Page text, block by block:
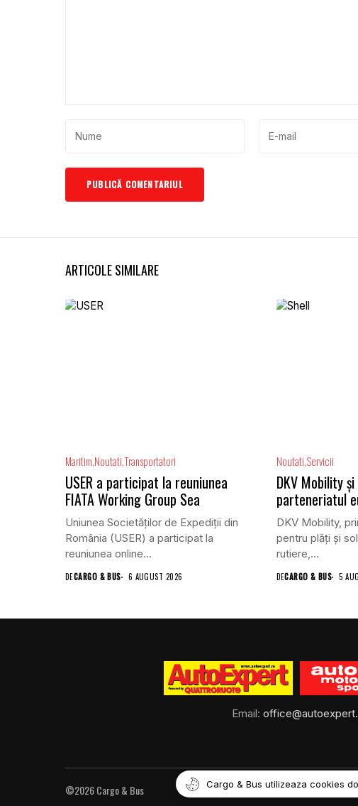
ARTICOLE SIMILARE
Maritim NoutatiTransportatori
USER a participat la reuniunea
FIATA Working Group Sea
Uniunea Societăților de Expediții din
România (USER) a participat la
reuniunea online...
DECARGO & BUS 6 AUGUST 2026
Noutati Servicii
DKV Mobility
parteneriatul
DKV Mobility,
pentru plăți și
rutiere,...
DECARGO & BUS 5
Email:
©2026 Cargo & Bus Cargo & Bus utilizeaza cookies